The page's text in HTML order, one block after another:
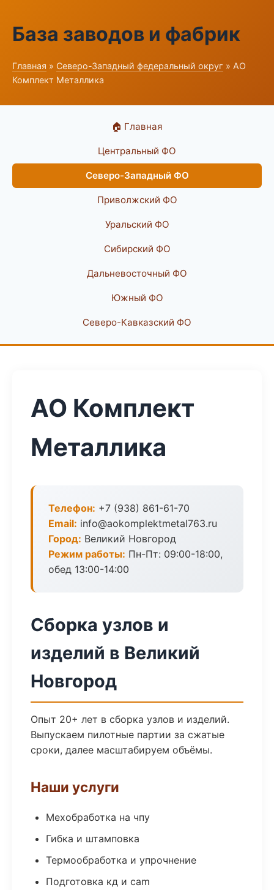
База заводов и фабрик
Главная » Северо-Западный федеральный округ » АО
Комплект Металлика
🏠 Главная
Центральный ФО
Северо-Западный ФО
Приволжский ФО
Уральский ФО
Сибирский ФО
Дальневосточный ФО
Южный ФО
Северо-Кавказский ФО
АО Комплект
Металлика
Телефон: +7 (938) 861-61-70
Email: info@aokomplektmetal763.ru
Город: Великий Новгород
Режим работы: Пн-Пт: 09:00-18:00,
обед 13:00-14:00
Сборка узлов и
изделий в Великий
Новгород
Опыт 20+ лет в сборка узлов и изделий.
Выпускаем пилотные партии за сжатые
сроки, далее масштабируем объёмы.
Наши услуги
Мехобработка на чпу
Гибка и штамповка
Термообработка и упрочнение
Подготовка кд и cam